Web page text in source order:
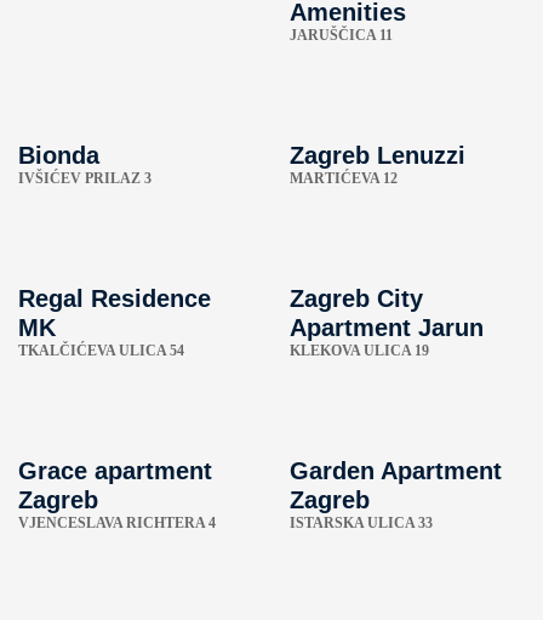
Amenities
JARUŠČICA 11
Bionda
IVŠIĆEV PRILAZ 3
Zagreb Lenuzzi
MARTIĆEVA 12
Regal Residence
MK
TKALČIĆEVA ULICA 54
Zagreb City
Apartment Jarun
KLEKOVA ULICA 19
Grace apartment
Zagreb
VJENCESLAVA RICHTERA 4
Garden Apartment
Zagreb
ISTARSKA ULICA 33